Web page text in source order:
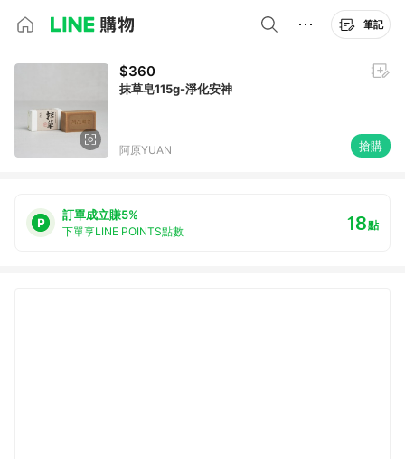
筆記
$360
抹草皂115g-淨化安神
阿原YUAN 搶購
訂單成立賺5%
下單享LINE POINTS點數 18點